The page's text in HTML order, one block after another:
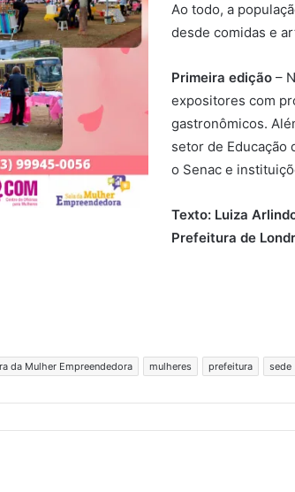
Ao todo, a
desde comidas e
Primeira edição –
expositores com
gastronômicos.
setor de Educação
o Senac e
Texto: Luiza
Prefeitura de
da Mulher Empreendedora mulheres prefeitura sede